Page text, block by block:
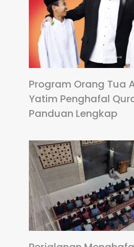
Program Orang Tua
Yatim Penghafal
Panduan Lengkap